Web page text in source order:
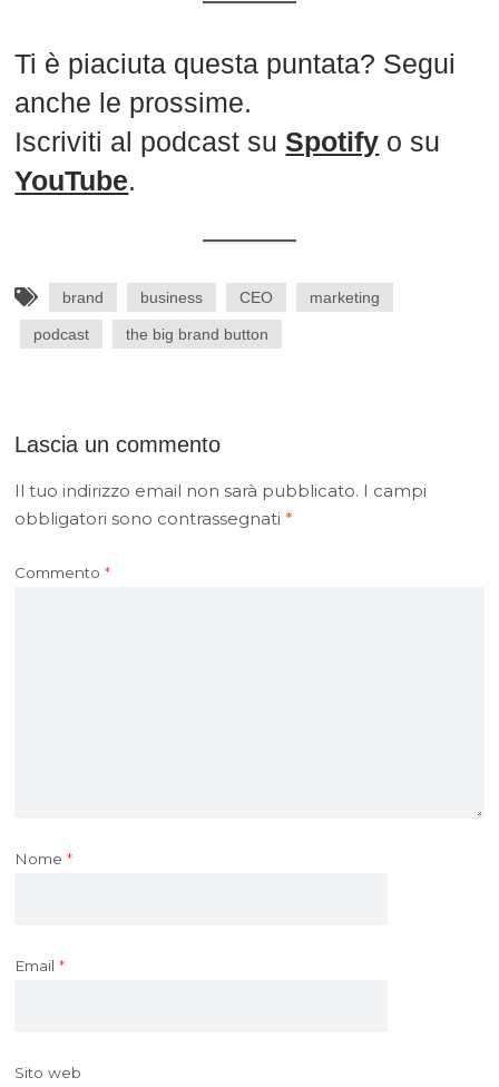
Ti è piaciuta questa puntata? Segui
anche le prossime.
Iscriviti al podcast su Spotify o su
YouTube.
brand business CEO marketing
podcast the big brand button
Lascia un commento
Il tuo indirizzo email non sarà pubblicato. I campi
obbligatori sono contrassegnati*
Commento*
Nome*
Email*
Sito web